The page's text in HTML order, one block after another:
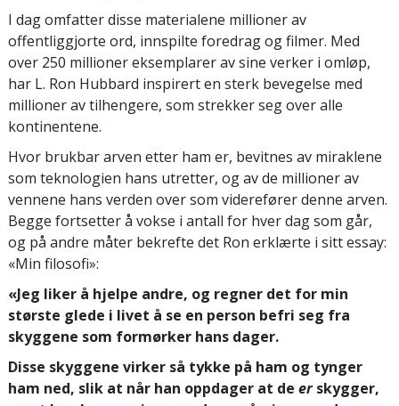
I dag omfatter disse materialene millioner av
offentliggjorte ord, innspilte foredrag og filmer. Med
over 250 millioner eksemplarer av sine verker i omløp,
har L. Ron Hubbard inspirert en sterk bevegelse med
millioner av tilhengere, som strekker seg over alle
kontinentene.
Hvor brukbar arven etter ham er, bevitnes av miraklene
som teknologien hans utretter, og av de millioner av
vennene hans verden over som viderefører denne arven.
Begge fortsetter å vokse i antall for hver dag som går,
og på andre måter bekrefte det Ron erklærte i sitt essay:
«Min filosofi»:
«Jeg liker å hjelpe andre, og regner det for min
største glede i livet å se en person befri seg fra
skyggene som formørker hans dager.
Disse skyggene virker så tykke på ham og tynger
ham ned, slik at når han oppdager at de erskygger,